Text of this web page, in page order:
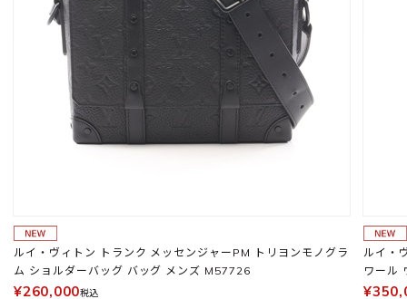
ルイ・ヴィトン トランク メッセンジャーPM トリヨンモノグラ
ム ショルダーバッグ バッグ メンズ M57726
¥260,000税込
ルイ・
ワール